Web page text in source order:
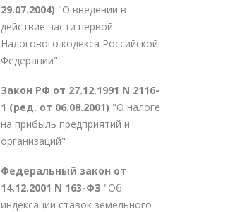
29.07.2004) "О введении в
действие части первой
Налогового кодекса Российской
Федерации"
Закон РФ от 27.12.1991 N 2116-
1 (ред. от 06.08.2001) "О налоге
на прибыль предприятий и
организаций"
Федеральный закон от
14.12.2001 N 163-ФЗ "Об
индексации ставок земельного